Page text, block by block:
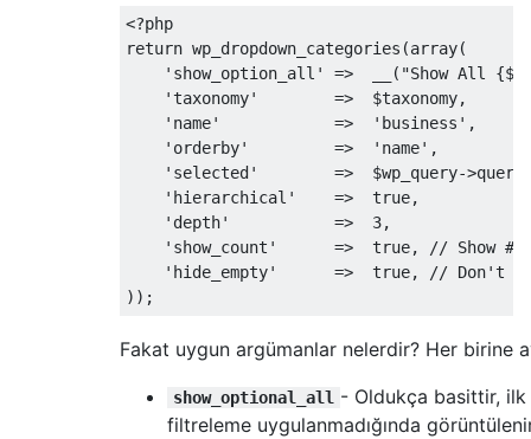
"label" => "Farming Practices"
"singular_label"
=>
"Farming
"rewrite"
true,
));
# Products
    register_taxonomy
"products"
'labels'
array(
'search_items'
=>
  __
(
'Search
'popular_items'
__(
'Popular
'parent_item_colon' => null ,
'update_item'
=> __( 'Update
'add_new_item' => __( 'Add New
<?
return wp_dropdown_categories (array(
'show_option_all'
=> ( "Show All
'taxonomy'
=>
  $taxonomy
,
'name'
=> 'business' ,
'orderby'
=> 'name' ,
'selected'
=>
  $wp_query
->query
'hierarchical'
=> true,
'depth'
=> 3,
'show_count'
=> true,
// Show #
'hide_empty'
=> true,
// Don't
));
Fakat uygun argümanlar nelerdir? Her birine
show_optional_all - Oldukça basittir, ilk
filtreleme uygulanmadığında